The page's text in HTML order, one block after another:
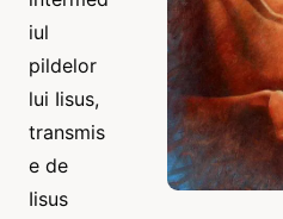
iul
pildelor
lui Iisus,
transmis
e de
Iisus